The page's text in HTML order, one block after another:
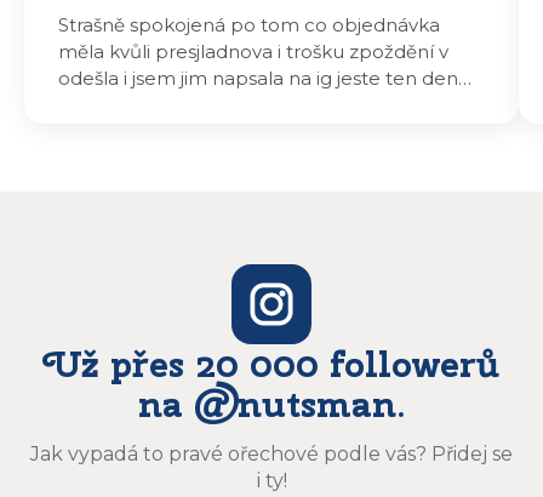
Strašně spokojená po tom co objednávka
měla kvůli presjladnova i trošku zpoždění v
odešla i jsem jim napsala na ig jeste ten den
Už přes 20 000 followerů
na @nutsman.
Jak vypadá to pravé ořechové podle vás? Přidej se
i ty!